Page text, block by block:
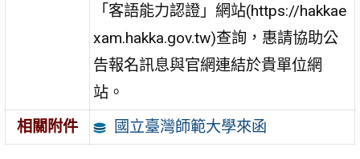
「客語能力認證」網站(https://hakkae
xam.hakka.gov.tw)查詢，惠請協助公
告報名訊息與官網連結於貴單位網
站。
相關附件
國立臺灣師範大學來函